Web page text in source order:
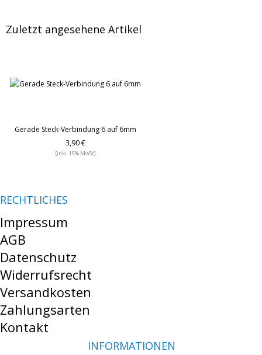
Zuletzt angesehene Artikel
Gerade Steck-Verbindung 6 auf 6mm
3,90 €
[inkl. 19% MwSt]
RECHTLICHES
Impressum
AGB
Datenschutz
Widerrufsrecht
Versandkosten
Zahlungsarten
Kontakt
INFORMATIONEN